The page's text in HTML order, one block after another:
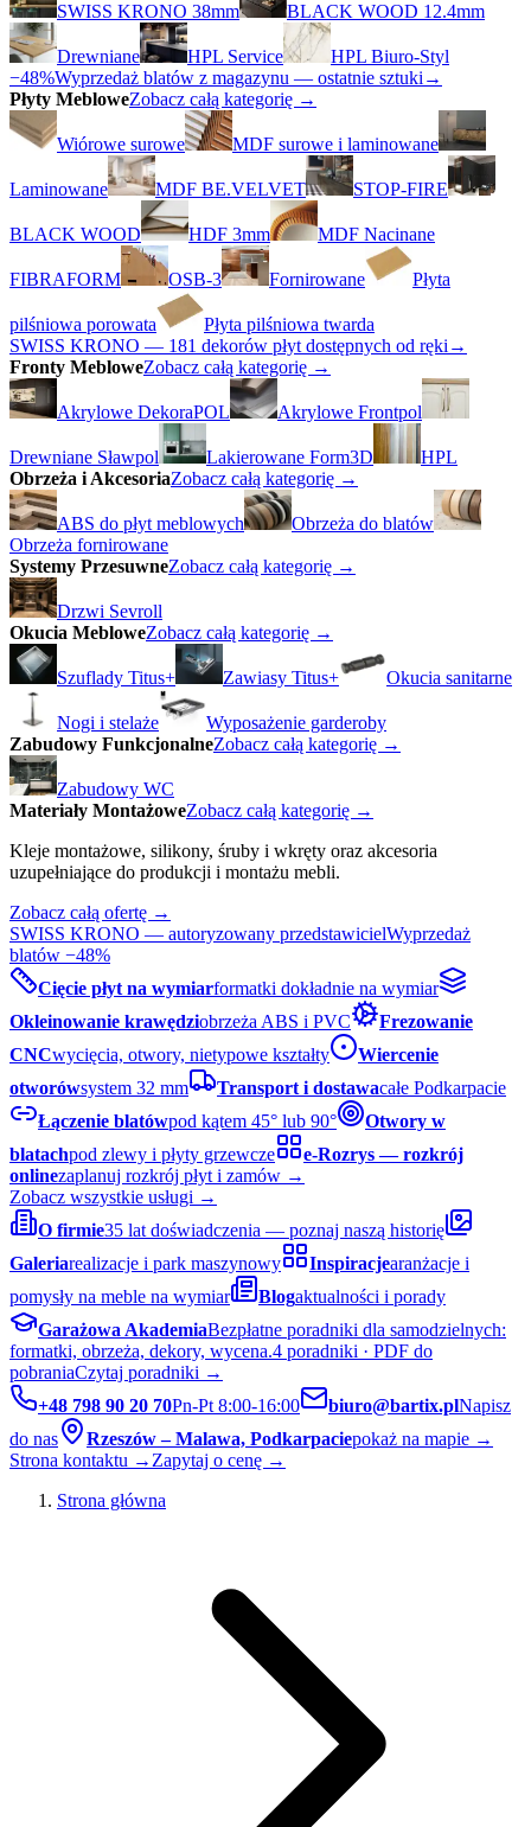
SWISS KRONO 38mm BLACK WOOD 12.4mm
Drewniane HPL Service
HPL Biuro-Styl
−48%Wyprzedaż blatów z magazynu — ostatnie sztuki →
Płyty MebloweZobacz całą kategorię →
Wiórowe surowe MDF surowe i laminowane
Laminowane MDF BE.VELVET STOP-FIRE
BLACK WOOD HDF 3mm MDF Nacinane
FIBRAFORM OSB-3 Fornirowane Płyta
pilśniowa porowata
Płyta pilśniowa twarda
SWISS KRONO — 181 dekorów płyt dostępnych od ręki →
Fronty MebloweZobacz całą kategorię →
Akrylowe DekoraPOL Akrylowe Frontpol
Drewniane Sławpol Lakierowane Form3D
HPL
Obrzeża i AkcesoriaZobacz całą kategorię →
ABS do płyt meblowych
Obrzeża do blatów
Obrzeża fornirowane
Systemy PrzesuwneZobacz całą kategorię →
Drzwi Sevroll
Okucia MebloweZobacz całą kategorię →
Szuflady Titus+ Zawiasy Titus+ Okucia sanitarne
Nogi i stelaże
Wyposażenie garderoby
Zabudowy FunkcjonalneZobacz całą kategorię →
Zabudowy WC
Materiały MontażoweZobacz całą kategorię →
Kleje montażowe, silikony, śruby i wkręty oraz akcesoria
uzupełniające do produkcji i montażu mebli.
Zobacz całą ofertę →
SWISS KRONO — autoryzowany przedstawicielWyprzedaż
blatów −48%
Cięcie płyt na wymiarformatki dokładnie na wymiar
Okleinowanie krawędziobrzeża ABS i PVC
Frezowanie
CNCwycięcia, otwory, nietypowe kształty
Wiercenie
otworówsystem 32 mm Transport i dostawacałe Podkarpacie
Łączenie blatówpod kątem 45° lub 90°
Otwory w
blatachpod zlewy i płyty grzewcze
e-Rozrys — rozkrój
onlinezaplanuj rozkrój płyt i zamów →
Zobacz wszystkie usługi →
O firmie35 lat doświadczenia — poznaj naszą historię
Galeriarealizacje i park maszynowy Inspiracjearanżacje i
pomysły na meble na wymiar
Blogaktualności i porady
Garażowa AkademiaBezpłatne poradniki dla samodzielnych:
formatki, obrzeża, dekory, wycena.4 poradniki · PDF do
pobraniaCzytaj poradniki →
+48 798 90 20 70Pn-Pt 8:00-16:00 biuro@bartix.plNapisz
do nas
Rzeszów – Malawa, Podkarpaciepokaż na mapie →
Strona kontaktu → Zapytaj o cenę →
Strona główna